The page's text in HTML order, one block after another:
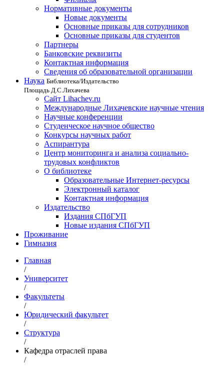
Нормативные документы
Новые документы
Основные приказы для сотрудников
Основные приказы для студентов
Партнеры
Банковские реквизиты
Контактная информация
Сведения об образовательной организации
Наука Библиотека/Издательство
Площадь Д.С.Лихачева
Сайт Lihachev.ru
Международные Лихачевские научные чтения
Научные конференции
Студенческое научное общество
Конкурсы научных работ
Аспирантура
Центр мониторинга и анализа социально-
трудовых конфликтов
О библиотеке
Образовательные Интернет-ресурсы
Электронный каталог
Контактная информация
Издательство
Издания СПбГУП
Новые издания СПбГУП
Проживание
Гимназия
Главная
/
Университет
/
Факультеты
/
Юридический факультет
/
Структура
/
Кафедра отраслей права
/